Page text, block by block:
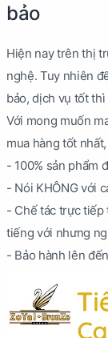
bảo
Hiện nay trên thị
nghệ. Tuy nhiên
bảo, dịch vụ tốt
Với mong muốn
mua hàng tốt nhất,
- 100% sản phẩm
- Nói KHÔNG với
- Chế tác trực tiếp
tiếng với nhưng
- Bảo hành lên